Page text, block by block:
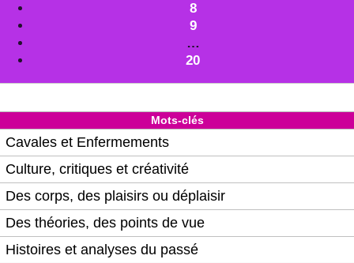
8
9
…
20
Mots-clés
Cavales et Enfermements
Culture, critiques et créativité
Des corps, des plaisirs ou déplaisir
Des théories, des points de vue
Histoires et analyses du passé